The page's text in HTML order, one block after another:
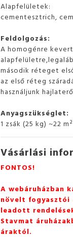
Alapfelületek:
cementesztrich,
Feldolgozás:
A homogénre
második réteget
az első réteg
használjunk
Anyagszükséglet:
1 zsák (25 kg) ~22
Vásárlási
FONTOS!
A webáruházban
növelt fogyasztói
leadott
Stavmat
áraktól.